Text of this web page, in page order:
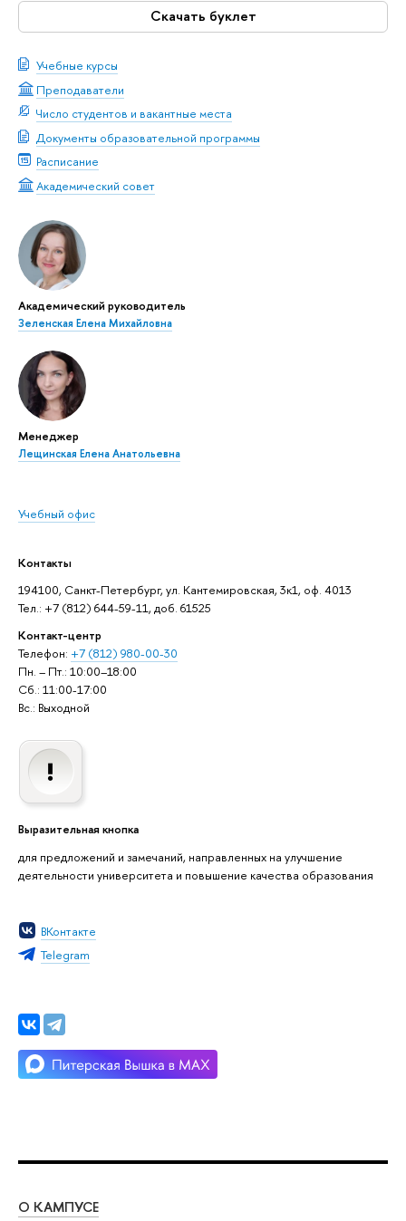
Скачать буклет
Учебные курсы
Преподаватели
Число студентов и вакантные места
Документы образовательной программы
Расписание
Академический совет
Академический руководитель
Зеленская Елена Михайловна
Менеджер
Лещинская Елена Анатольевна
Учебный офис
Контакты
194100, Санкт-Петербург, ул. Кантемировская, 3к1, оф. 4013
Тел.: +7 (812) 644-59-11, доб. 61525
Контакт-центр
Телефон: +7 (812) 980-00-30
Пн. – Пт.: 10:00–18:00
Сб.: 11:00-17:00
Вс.: Выходной
Выразительная кнопка
для предложений и замечаний, направленных на улучшение
деятельности университета и повышение качества образования
ВКонтакте
Telegram
О КАМПУСЕ